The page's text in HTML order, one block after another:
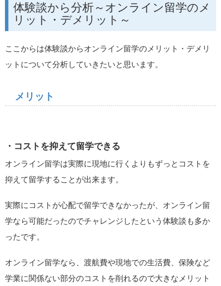
体験談から分析～オンライン留学のメ
リット・デメリット～
ここからは体験談からオンライン留学のメリット・デメリ
ットについて分析していきたいと思います。
メリット
・コストを抑えて留学できる
オンライン留学は実際に現地に行くよりもずっとコストを
抑えて留学することが出来ます。
実際にコストが心配で留学できなかったが、オンライン留
学なら可能だったのでチャレンジしたという体験談も多か
ったです。
オンライン留学なら、渡航費や現地での生活費、保険など
学業に関係ない部分のコストを削れるので大きなメリット